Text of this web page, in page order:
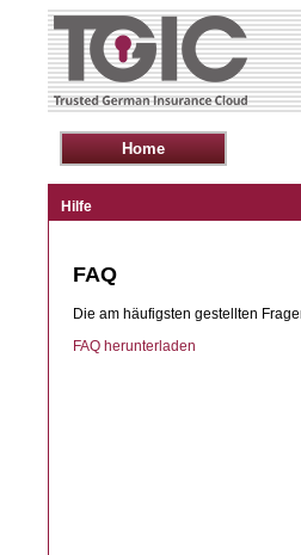
Hilfe
FAQ
Die am häufigsten gestellten
FAQ herunterladen